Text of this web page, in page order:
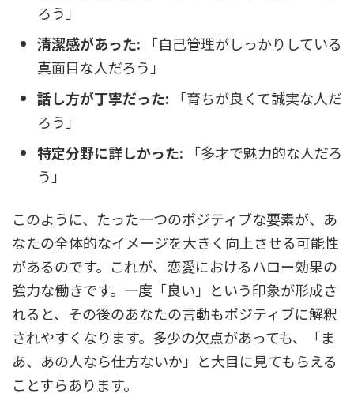
ろう」
清潔感があった: 「自己管理がしっかりしている
真面目な人だろう」
話し方が丁寧だった: 「育ちが良くて誠実な人だ
ろう」
特定分野に詳しかった: 「多才で魅力的な人だろ
う」
このように、たった一つのポジティブな要素が、あ
なたの全体的なイメージを大きく向上させる可能性
があるのです。これが、恋愛におけるハロー効果の
強力な働きです。一度「良い」という印象が形成さ
れると、その後のあなたの言動もポジティブに解釈
されやすくなります。多少の欠点があっても、「ま
あ、あの人なら仕方ないか」と大目に見てもらえる
ことすらあります。